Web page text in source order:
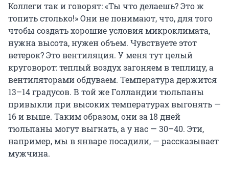
Коллеги так и говорят: «Ты что делаешь? Это ж
топить столько!» Они не понимают, что, для того
чтобы создать хорошие условия микроклимата,
нужна высота, нужен объем. Чувствуете этот
ветерок? Это вентиляция. У меня тут целый
круговорот: теплый воздух загоняем в теплицу, а
вентиляторами обдуваем. Температура держится
13–14 градусов. В той же Голландии тюльпаны
привыкли при высоких температурах выгонять —
16 и выше. Таким образом, они за 18 дней
тюльпаны могут выгнать, а у нас — 30–40. Эти,
например, мы в январе посадили, — рассказывает
мужчина.